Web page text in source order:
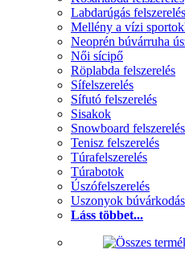
Labdarúgás felszerelés
Mellény a vízi
Neoprén búvárruha
Női sícipő
Röplabda felszerelés
Sífelszerelés
Sífutó felszerelés
Sisakok
Snowboard felszerelés
Tenisz felszerelés
Túrafelszerelés
Túrabotok
Úszófelszerelés
Uszonyok
Láss többet...